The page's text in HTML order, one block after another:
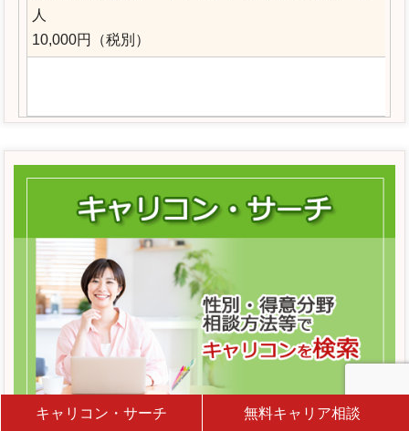
キャリコン・サーチ 無料キャリア相談
人
10,000円（税別）